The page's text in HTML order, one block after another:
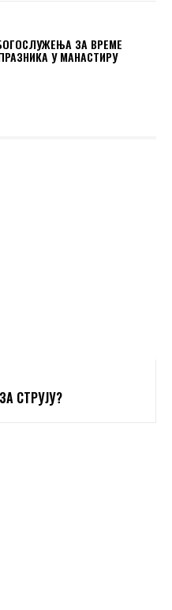
ЗА ВРЕМЕ
У МАНАСТИРУ
СТРУЈУ?